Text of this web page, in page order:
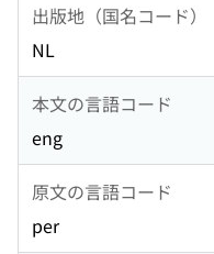
出版地（国名コード）
NL
本文の言語コード
eng
原文の言語コード
per